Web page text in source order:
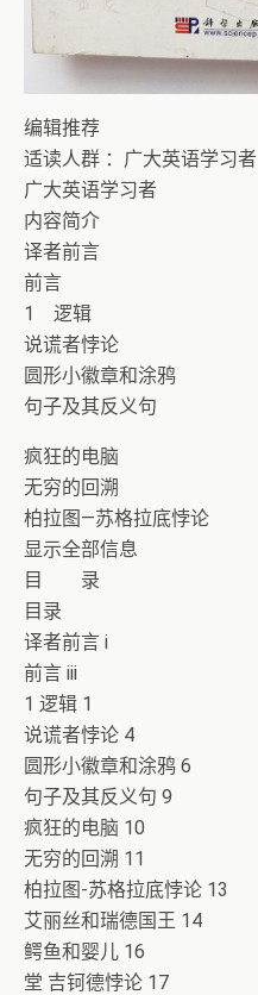
编辑推荐
适读人群 ：广大英语学习者
广大英语学习者
内容简介
译者前言
前言
1 逻辑
说谎者悖论
圆形小徽章和涂鸦
句子及其反义句
疯狂的电脑
无穷的回溯
柏拉图—苏格拉底悖论
显示全部信息
目 录
目录
译者前言 i
前言 iii
1 逻辑 1
说谎者悖论 4
圆形小徽章和涂鸦 6
句子及其反义句 9
疯狂的电脑 10
无穷的回溯 11
柏拉图-苏格拉底悖论 13
艾丽丝和瑞德国王 14
鳄鱼和婴儿 16
堂 吉钶德悖论 17